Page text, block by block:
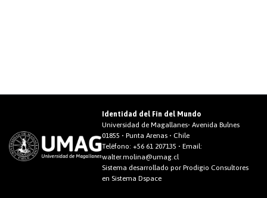
Identidad del Fin del Mundo
Universidad de Magallanes• Avenida Bulnes
01855 • Punta Arenas • Chile
Teléfono:+56 61 207135 • Email:
walter.molina@umag.cl
Sistema desarrollado por Prodigio Consultores
en Sistema Dspace